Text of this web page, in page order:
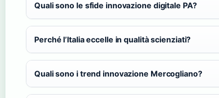
Quali sono le sfide innovazione digitale PA?
Perché l’Italia eccelle in qualità scienziati?
Quali sono i trend innovazione Mercogliano?